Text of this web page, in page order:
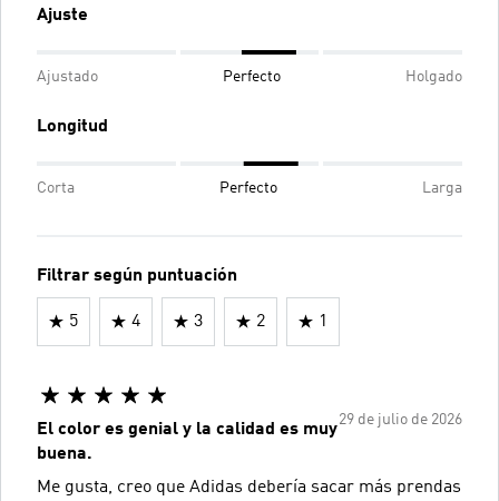
Ajuste
Ajustado Perfecto Holgado
Longitud
Corta Perfecto Larga
Filtrar según puntuación
5 4 3 2 1
29 de julio de 2026
El color es genial y la calidad es muy
buena.
Me gusta, creo que Adidas debería sacar más prendas